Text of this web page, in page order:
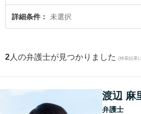
業主・フリーランスのトラブル解決の実績豊富
『初回相談無料で個人事業主・フリーランスを
詳細条件 未選択
2 人の弁護士が見つかりました (検索結果
渡辺 麻
弁護士